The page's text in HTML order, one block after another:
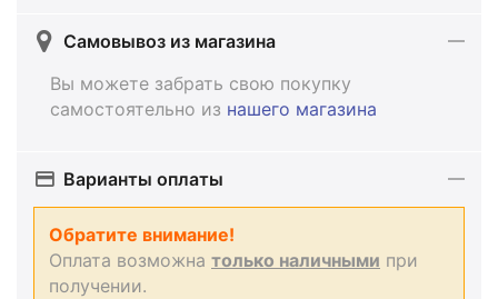
Самовывоз из магазина
Вы можете забрать свою покупку
самостоятельно из нашего магазина
Варианты оплаты
Обратите внимание!
Оплата возможна только наличными при
получении.